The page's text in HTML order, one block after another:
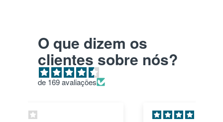
O que dizem os
clientes sobre nós?
de 169 avaliações